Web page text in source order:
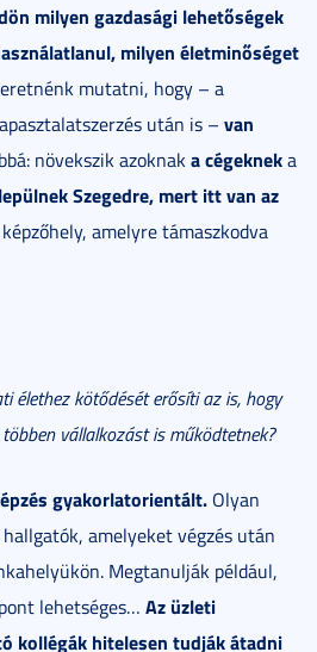
milyen gazdasági lehetőségek
milyen életminőséget
mutatni, hogy – a
után is – van
növekszik azoknaka cégekneka
Szegedre, mert itt van az
amelyre támaszkodva
élethez kötődését erősíti az is, hogy
vállalkozást is működtetnek?
gyakorlatorientált. Olyan
amelyeket végzés után
Megtanulják például,
lehetséges… Az üzleti
kollégák hitelesen tudják átadni